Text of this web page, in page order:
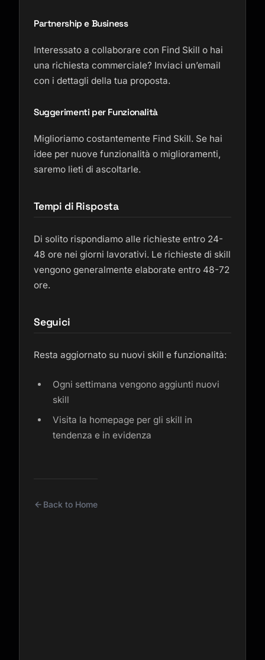
Partnership e Business
Interessato a collaborare con Find Skill o hai
una richiesta commerciale? Inviaci un’email
con i dettagli della tua proposta.
Suggerimenti per Funzionalità
Miglioriamo costantemente Find Skill. Se hai
idee per nuove funzionalità o miglioramenti,
saremo lieti di ascoltarle.
Tempi di Risposta
Di solito rispondiamo alle richieste entro 24-
48 ore nei giorni lavorativi. Le richieste di skill
vengono generalmente elaborate entro 48-72
ore.
Seguici
Resta aggiornato su nuovi skill e funzionalità:
Ogni settimana vengono aggiunti nuovi
skill
Visita la homepage per gli skill in
tendenza e in evidenza
Back to Home